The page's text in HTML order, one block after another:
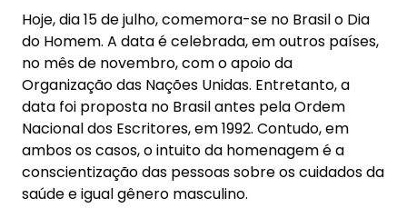
Hoje, dia 15 de julho, comemora-se no Brasil o Dia
do Homem. A data é celebrada, em outros países,
no mês de novembro, com o apoio da
Organização das Nações Unidas. Entretanto, a
data foi proposta no Brasil antes pela Ordem
Nacional dos Escritores, em 1992. Contudo, em
ambos os casos, o intuito da homenagem é a
conscientização das pessoas sobre os cuidados da
saúde e igual gênero masculino.